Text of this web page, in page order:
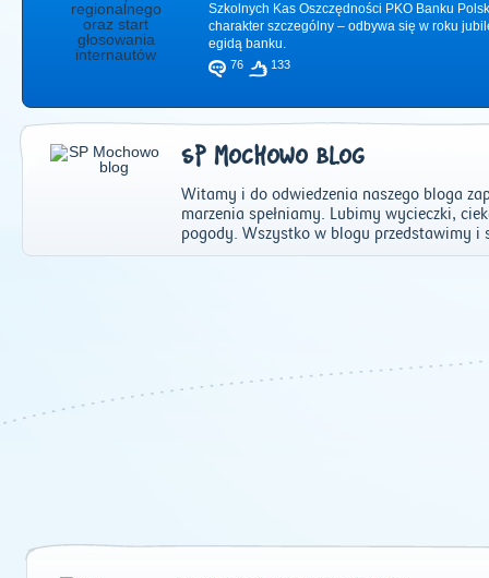
Szkolnych Kas Oszczędności PKO Banku
charakter szczególny – odbywa się w roku
egidą banku.
76 133
SP MOCHOWO BLOG
Witamy i do odwiedzenia naszego bloga
marzenia spełniamy. Lubimy wycieczki,
pogody. Wszystko w blogu przedstawimy i